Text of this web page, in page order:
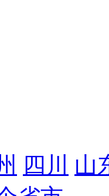
四川
山